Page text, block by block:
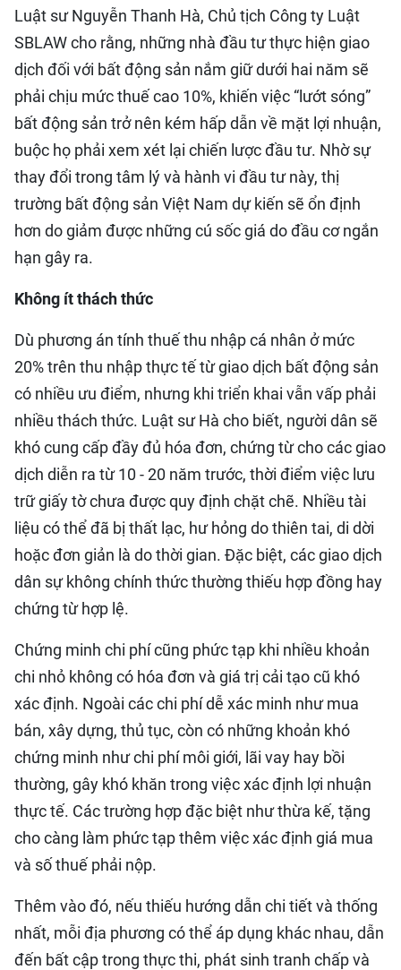
Luật sư Nguyễn Thanh Hà, Chủ tịch Công ty Luật
SBLAW cho rằng, những nhà đầu tư thực hiện giao
dịch đối với bất động sản nắm giữ dưới hai năm sẽ
phải chịu mức thuế cao 10%, khiến việc “lướt sóng”
bất động sản trở nên kém hấp dẫn về mặt lợi nhuận,
buộc họ phải xem xét lại chiến lược đầu tư. Nhờ sự
thay đổi trong tâm lý và hành vi đầu tư này, thị
trường bất động sản Việt Nam dự kiến sẽ ổn định
hơn do giảm được những cú sốc giá do đầu cơ ngắn
hạn gây ra.
Không ít thách thức
Dù phương án tính thuế thu nhập cá nhân ở mức
20% trên thu nhập thực tế từ giao dịch bất động sản
có nhiều ưu điểm, nhưng khi triển khai vẫn vấp phải
nhiều thách thức. Luật sư Hà cho biết, người dân sẽ
khó cung cấp đầy đủ hóa đơn, chứng từ cho các giao
dịch diễn ra từ 10 - 20 năm trước, thời điểm việc lưu
trữ giấy tờ chưa được quy định chặt chẽ. Nhiều tài
liệu có thể đã bị thất lạc, hư hỏng do thiên tai, di dời
hoặc đơn giản là do thời gian. Đặc biệt, các giao dịch
dân sự không chính thức thường thiếu hợp đồng hay
chứng từ hợp lệ.
Chứng minh chi phí cũng phức tạp khi nhiều khoản
chi nhỏ không có hóa đơn và giá trị cải tạo cũ khó
xác định. Ngoài các chi phí dễ xác minh như mua
bán, xây dựng, thủ tục, còn có những khoản khó
chứng minh như chi phí môi giới, lãi vay hay bồi
thường, gây khó khăn trong việc xác định lợi nhuận
thực tế. Các trường hợp đặc biệt như thừa kế, tặng
cho càng làm phức tạp thêm việc xác định giá mua
và số thuế phải nộp.
Thêm vào đó, nếu thiếu hướng dẫn chi tiết và thống
nhất, mỗi địa phương có thể áp dụng khác nhau, dẫn
đến bất cập trong thực thi, phát sinh tranh chấp và